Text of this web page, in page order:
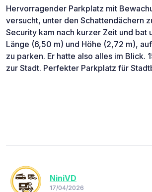
Hervorragender Parkplatz mit
versucht, unter den Schattendächern
Security kam nach kurzer Zeit und bat
Länge (6,50 m) und Höhe (2,72 m),
zu parken. Er hatte also alles im Blick.
zur Stadt. Perfekter Parkplatz für
NiniVD
17/04/2026